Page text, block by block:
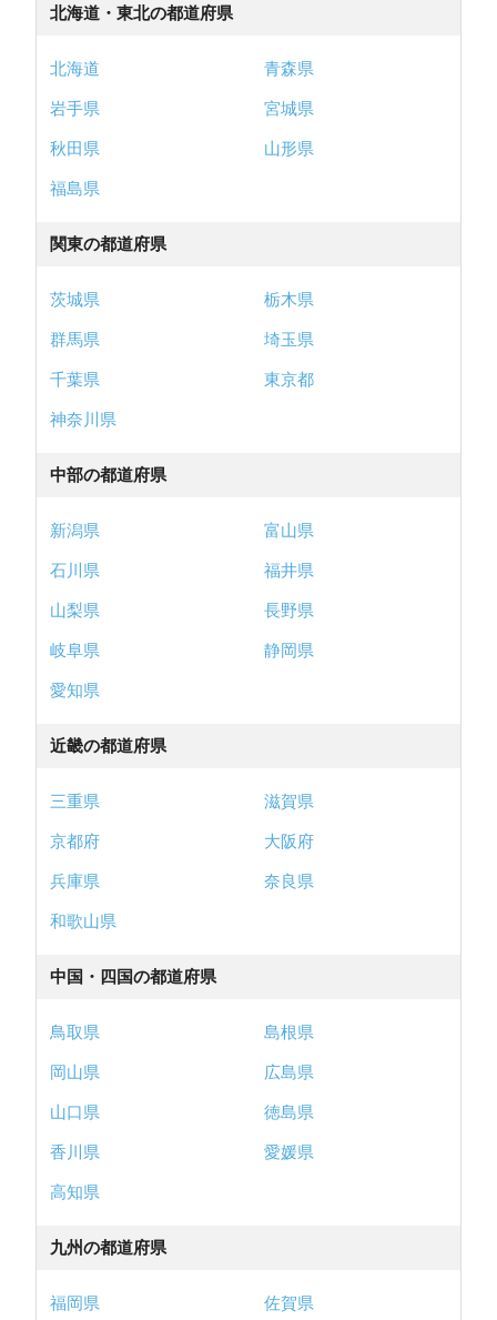
北海道・東北の都道府県
北海道
青森県
岩手県
宮城県
秋田県
山形県
福島県
関東の都道府県
茨城県
栃木県
群馬県
埼玉県
千葉県
東京都
神奈川県
中部の都道府県
新潟県
富山県
石川県
福井県
山梨県
長野県
岐阜県
静岡県
愛知県
近畿の都道府県
三重県
滋賀県
京都府
大阪府
兵庫県
奈良県
和歌山県
中国・四国の都道府県
鳥取県
島根県
岡山県
広島県
山口県
徳島県
香川県
愛媛県
高知県
九州の都道府県
福岡県
佐賀県